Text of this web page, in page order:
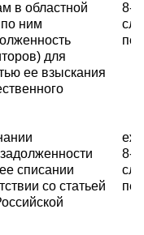
в областной
ним
для
ее взыскания
8-
списании
со статьей
8-